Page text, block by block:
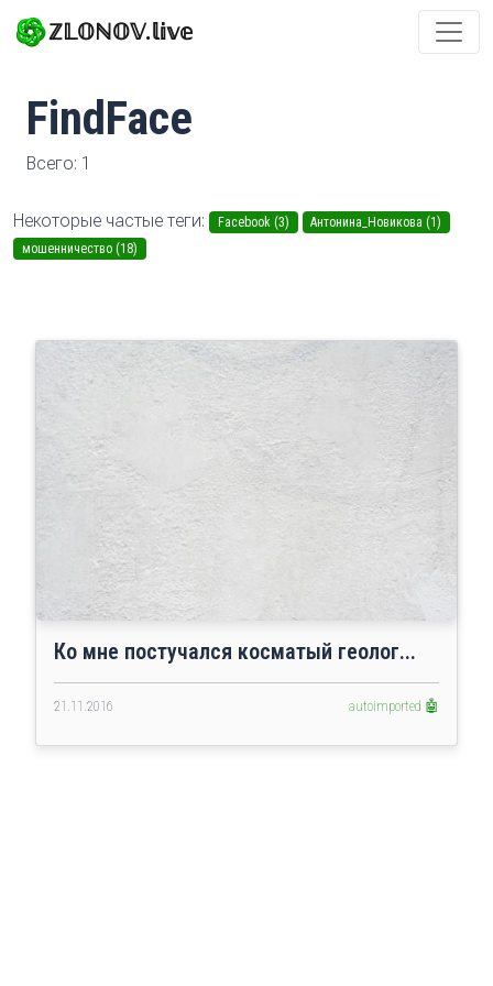
ℤ𝕃𝕆ℕ𝕆𝕍.𝕝𝕚𝕧𝕖
FindFace
Всего: 1
Некоторые частые теги: Facebook (3)
Антонина_Новикова (1)
мошенничество (18)
Ко мне постучался косматый геолог...
21.11.2016 autoimported 🤖